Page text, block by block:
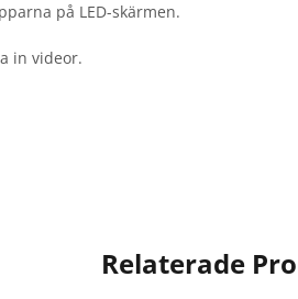
på LED-skärmen.
in videor.
Relaterade